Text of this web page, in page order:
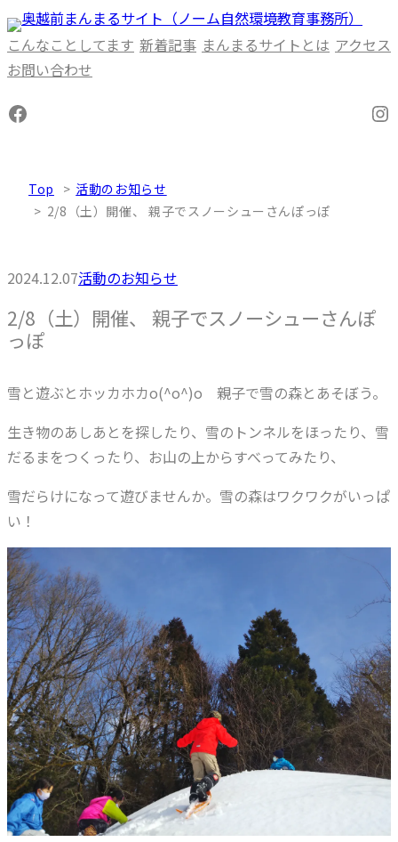
内
容
を
キ
こんなことしてます 新着記事 まんまるサイトとは アクセス
お問い合わせ
Facebook
Top
活動のお知らせ
2/8（土）開催、 親子でスノーシューさんぽっぽ
2024.12.07活動のお知らせ
2/8（土）開催、 親子でスノーシューさんぽ
っぽ
雪と遊ぶとホッカホカo(^o^)o 親子で雪の森とあそぼう。
生き物のあしあとを探したり、雪のトンネルをほったり、雪
だるまをつくったり、お山の上からすべってみたり、
雪だらけになって遊びませんか。雪の森はワクワクがいっぱ
い！